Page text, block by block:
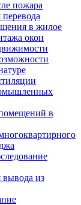
пожара
в жилое
окон
в
вывода из